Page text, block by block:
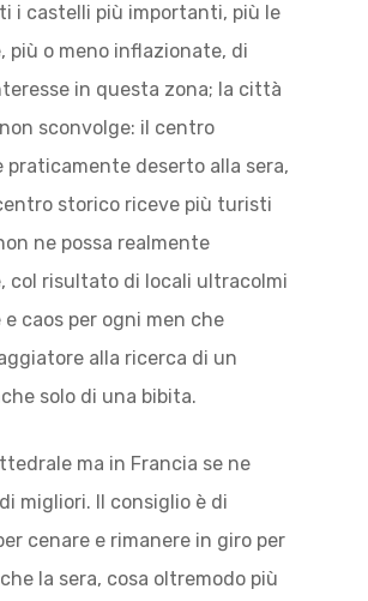
i castelli più importanti, più le
più o meno inflazionate, di
in questa zona; la città
sconvolge: il centro
praticamente deserto alla sera,
storico riceve più turisti
ne possa realmente
col risultato di locali ultracolmi
e caos per ogni men che
alla ricerca di un
solo di una bibita.
ma in Francia se ne
migliori. Il consiglio è di
cenare e rimanere in giro per
la sera, cosa oltremodo più